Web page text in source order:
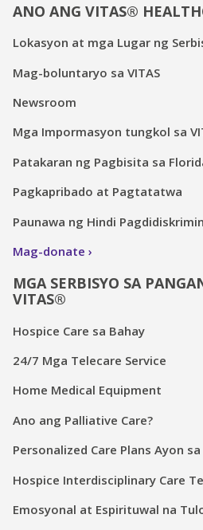
ANO ANG VITAS®
Lokasyon at mga Lugar ng
Mag-boluntaryo sa VITAS
Newsroom
Mga Impormasyon tungkol sa
Patakaran ng Pagbisita sa
Pagkapribado at Pagtatatwa
Paunawa ng Hindi
Mag-donate
MGA SERBISYO SA
VITAS®
Hospice Care sa Bahay
24/7 Mga Telecare Service
Home Medical Equipment
Ano ang Palliative Care?
Personalized Care Plans Ayon
Hospice Interdisciplinary Care
Emosyonal at Espirituwal na